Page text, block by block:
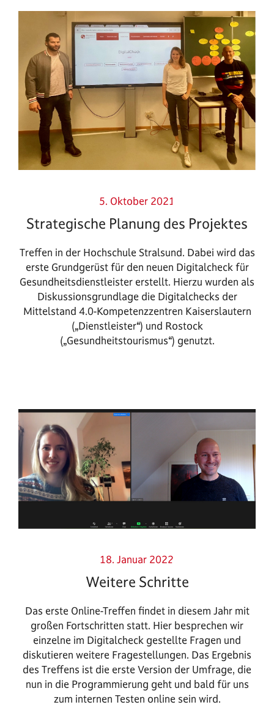
5. Oktober 2021
Strategische Planung des Projektes
Treffen in der Hochschule Stralsund. Dabei wird das
erste Grundgerüst für den neuen Digitalcheck für
Gesundheitsdienstleister erstellt. Hierzu wurden als
Diskussionsgrundlage die Digitalchecks der
Mittelstand 4.0-Kompetenzzentren Kaiserslautern
(„Dienstleister“) und Rostock
(„Gesundheitstourismus“) genutzt.
18. Januar 2022
Weitere Schritte
Das erste Online-Treffen findet in diesem Jahr mit
großen Fortschritten statt. Hier besprechen wir
einzelne im Digitalcheck gestellte Fragen und
diskutieren weitere Fragestellungen. Das Ergebnis
des Treffens ist die erste Version der Umfrage, die
nun in die Programmierung geht und bald für uns
zum internen Testen online sein wird.